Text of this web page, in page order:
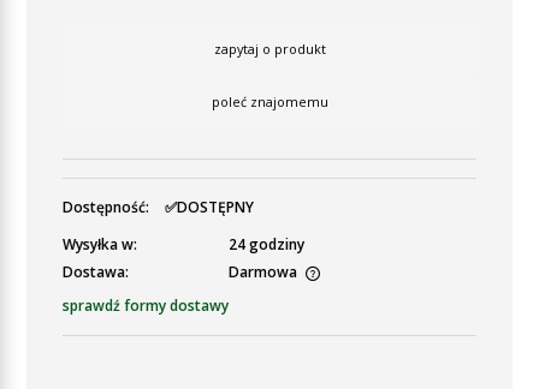
zapytaj o produkt
poleć znajomemu
Dostępność:
✅DOSTĘPNY
Wysyłka w:
24 godziny
Dostawa:
Darmowa
Cena nie zawiera ewentualnych kosztów płatności
sprawdź formy dostawy